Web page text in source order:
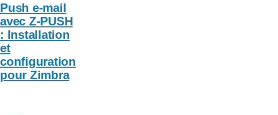
Push e-mail
avec Z-PUSH
: Installation
et
configuration
pour Zimbra